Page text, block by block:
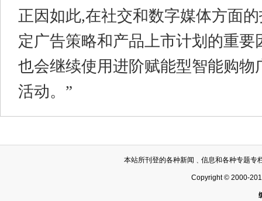
正因如此,在社交和数字媒体方面
定广告策略和产品上市计划的重要
也会继续使用进阶赋能型智能购物
活动。”
本站所刊登的各种新闻﹑信息和各种专题专
Copyright © 2000-